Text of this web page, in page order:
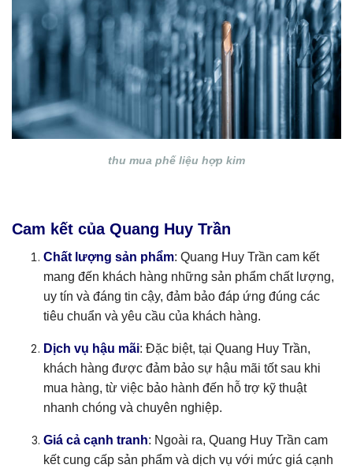
thu mua phế liệu hợp kim
Cam kết của Quang Huy Trần
Chất lượng sản phẩm: Quang Huy Trần cam kết
mang đến khách hàng những sản phẩm chất lượng,
uy tín và đáng tin cậy, đảm bảo đáp ứng đúng các
tiêu chuẩn và yêu cầu của khách hàng.
Dịch vụ hậu mãi: Đặc biệt, tại Quang Huy Trần,
khách hàng được đảm bảo sự hậu mãi tốt sau khi
mua hàng, từ việc bảo hành đến hỗ trợ kỹ thuật
nhanh chóng và chuyên nghiệp.
Giá cả cạnh tranh: Ngoài ra, Quang Huy Trần cam
kết cung cấp sản phẩm và dịch vụ với mức giá cạnh